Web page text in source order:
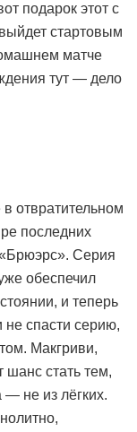
подарок этот с
выйдет стартовым
матче
тут — дело
отвратительном
последних
Серия
обеспечил
и теперь
спасти серию,
Макгриви,
шанс стать тем,
— не из лёгких.